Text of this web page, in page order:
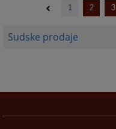
Sudske prodaje
1 2 3